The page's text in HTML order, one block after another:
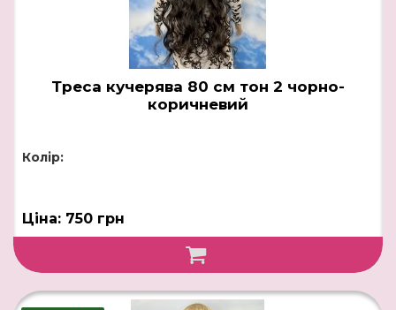
Треса кучерява 80 см тон 2 чорно-
коричневий
Колір:
Ціна: 750 грн